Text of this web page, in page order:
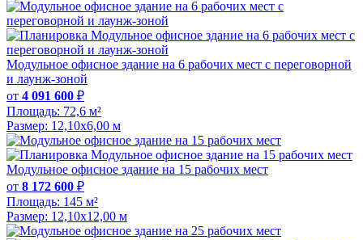
Модульное офисное здание на 6 рабочих мест с переговорной
и лаунж-зоной
от 4 091 600 ₽
Площадь: 72,6 м²
Размер: 12,10х6,00 м
Модульное офисное здание на 15 рабочих мест
от 8 172 600 ₽
Площадь: 145 м²
Размер: 12,10х12,00 м